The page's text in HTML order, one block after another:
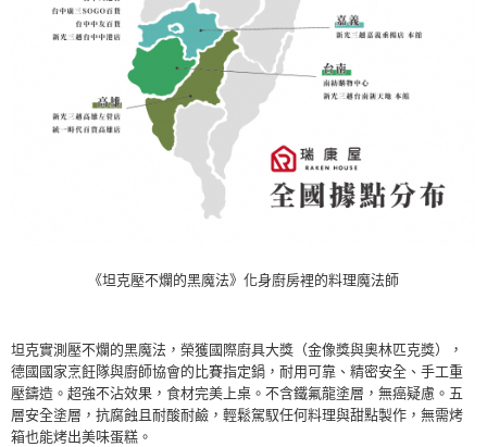
《坦克壓不爛的黑魔法》化身廚房裡的料理魔法師
坦克實測壓不爛的黑魔法，榮獲國際廚具大獎（金像獎與奧林匹克獎），
德國國家烹飪隊與廚師協會的比賽指定鍋，耐用可靠、精密安全、手工重
壓鑄造。超強不沾效果，食材完美上桌。不含鐵氟龍塗層，無癌疑慮。五
層安全塗層，抗腐蝕且耐酸耐鹼，輕鬆駕馭任何料理與甜點製作，無需烤
箱也能烤出美味蛋糕。